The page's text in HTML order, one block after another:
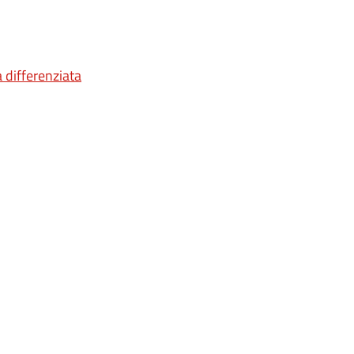
differenziata